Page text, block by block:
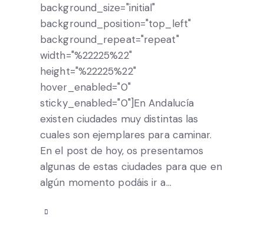
background_size="initial"
background_position="top_left"
background_repeat="repeat"
width="%22225%22"
height="%22225%22"
hover_enabled="0"
sticky_enabled="0"]En Andalucía
existen ciudades muy distintas las
cuales son ejemplares para caminar.
En el post de hoy, os presentamos
algunas de estas ciudades para que en
algún momento podáis ir a…